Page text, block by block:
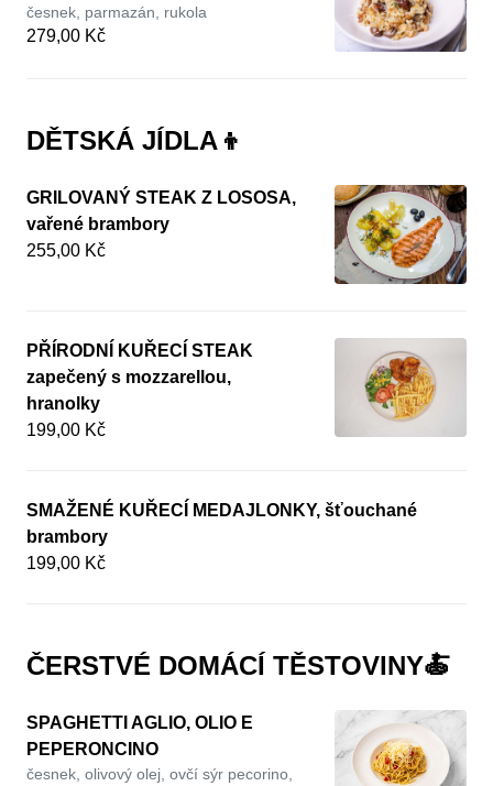
česnek, parmazán, rukola
279,00 Kč
DĚTSKÁ JÍDLA👦
GRILOVANÝ STEAK Z LOSOSA,
vařené brambory
255,00 Kč
PŘÍRODNÍ KUŘECÍ STEAK
zapečený s mozzarellou,
hranolky
199,00 Kč
SMAŽENÉ KUŘECÍ MEDAJLONKY, šťouchané
brambory
199,00 Kč
ČERSTVÉ DOMÁCÍ TĚSTOVINY🍝
SPAGHETTI AGLIO, OLIO E
PEPERONCINO
česnek, olivový olej, ovčí sýr pecorino,